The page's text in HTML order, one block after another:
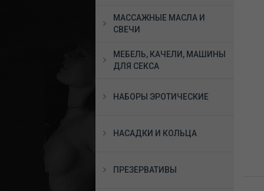
МАССАЖНЫЕ МАСЛА И
СВЕЧИ
МЕБЕЛЬ, КАЧЕЛИ, МАШИНЫ
ДЛЯ СЕКСА
НАБОРЫ ЭРОТИЧЕСКИЕ
НАСАДКИ И КОЛЬЦА
ПРЕЗЕРВАТИВЫ